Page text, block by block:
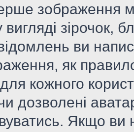
зображення
зірочок,
ви
як
кожного
дозволені
Якщо ви